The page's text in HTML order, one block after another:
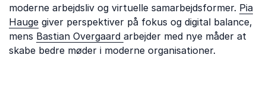
moderne arbejdsliv og virtuelle samarbejdsformer. Pia
Hauge giver perspektiver på fokus og digital balance,
mens Bastian Overgaard arbejder med nye måder at
skabe bedre møder i moderne organisationer.